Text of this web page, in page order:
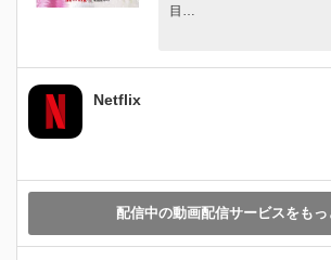
目…
Netflix
配信中の動画配信サービスをもっ